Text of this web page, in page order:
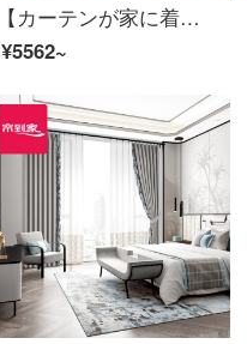
【カーテンが家に着く】高遮光簡易カーテンの完成品をカスタマイズしました。新商品は現代的に定型化された純色リビングルームのカーテンLDC 20 SSA-2901 Sフック/カーテンヘッドを含まない(高さ2.6メートル以内で変更可能)Sカーテンのセット/ダブルオープン(適用窓幅2-2.6メートル)
¥5562~